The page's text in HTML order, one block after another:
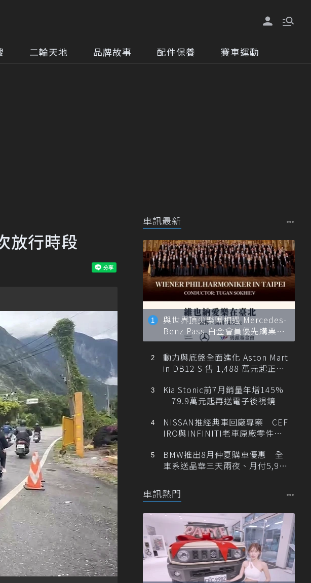
二輪天地 品牌故事 配件保養 賽車運動
放行時段
車訊最新
與世界頂尖樂團相遇 Mercedes-
Benz Pass 白金會員優先購票維
也納愛樂
動力與底盤全面進化 Aston Mart
in DB12 S 售 1,488 萬元起正式
Kia Stonic前7月銷量年增145%
79.9萬元起再送電子後視鏡
NISSAN推經典車回廠專案 CEF
IRO與INFINITI老車原廠零件最
BMW推出8月仲夏購車優惠 全
車系送晶華三天兩夜、月付5,900
車訊熱門